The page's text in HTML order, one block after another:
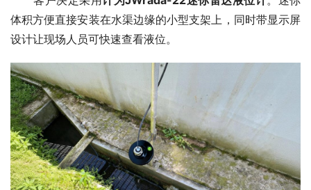
体积方便直接安装在水渠边缘的小型支架上，同时带显示屏
设计让现场人员可快速查看液位。